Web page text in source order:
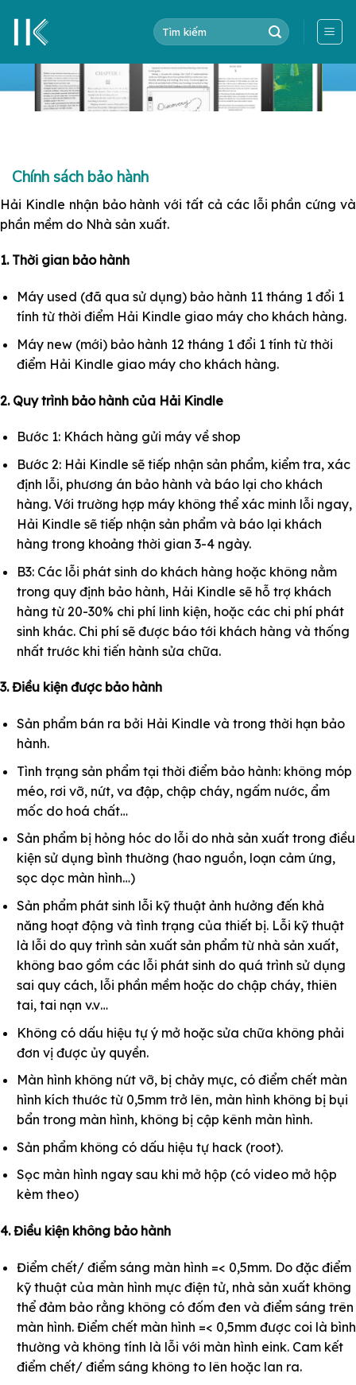
content
Tìm
kiếm:
Chính sách bảo hành
Hải Kindle nhận bảo hành với tất cả các lỗi phần cứng và
phần mềm do Nhà sản xuất.
1. Thời gian bảo hành
Máy used (đã qua sử dụng) bảo hành 11 tháng 1 đổi 1
tính từ thời điểm Hải Kindle giao máy cho khách hàng.
Máy new (mới) bảo hành 12 tháng 1 đổi 1 tính từ thời
điểm Hải Kindle giao máy cho khách hàng.
2. Quy trình bảo hành của Hải Kindle
Bước 1: Khách hàng gửi máy về shop
Bước 2: Hải Kindle sẽ tiếp nhận sản phẩm, kiểm tra, xác
định lỗi, phương án bảo hành và báo lại cho khách
hàng. Với trường hợp máy không thể xác minh lỗi ngay,
Hải Kindle sẽ tiếp nhận sản phẩm và báo lại khách
hàng trong khoảng thời gian 3-4 ngày.
B3: Các lỗi phát sinh do khách hàng hoặc không nằm
trong quy định bảo hành, Hải Kindle sẽ hỗ trợ khách
hàng từ 20-30% chi phí linh kiện, hoặc các chi phí phát
sinh khác. Chi phí sẽ được báo tới khách hàng và thống
nhất trước khi tiến hành sửa chữa.
3. Điều kiện được bảo hành
Sản phẩm bán ra bởi Hải Kindle và trong thời hạn bảo
hành.
Tình trạng sản phẩm tại thời điểm bảo hành: không móp
méo, rơi vỡ, nứt, va đập, chập cháy, ngấm nước, ẩm
mốc do hoá chất…
Sản phẩm bị hỏng hóc do lỗi do nhà sản xuất trong điều
kiện sử dụng bình thường (hao nguồn, loạn cảm ứng,
sọc dọc màn hình…)
Sản phẩm phát sinh lỗi kỹ thuật ảnh hưởng đến khả
năng hoạt động và tình trạng của thiết bị. Lỗi kỹ thuật
là lỗi do quy trình sản xuất sản phẩm từ nhà sản xuất,
không bao gồm các lỗi phát sinh do quá trình sử dụng
sai quy cách, lỗi phần mềm hoặc do chập cháy, thiên
tai, tai nạn v.v…
Không có dấu hiệu tự ý mở hoặc sửa chữa không phải
đơn vị được ủy quyền.
Màn hình không nứt vỡ, bị chảy mực, có điểm chết màn
hình kích thước từ 0,5mm trở lên, màn hình không bị bụi
bẩn trong màn hình, không bị cập kênh màn hình.
Sản phẩm không có dấu hiệu tự hack (root).
Sọc màn hình ngay sau khi mở hộp (có video mở hộp
kèm theo)
4. Điều kiện không bảo hành
Điểm chết/ điểm sáng màn hình =< 0,5mm. Do đặc điểm
kỹ thuật của màn hình mực điện tử, nhà sản xuất không
thể đảm bảo rằng không có đốm đen và điểm sáng trên
màn hình. Điểm chết màn hình =< 0,5mm được coi là bình
thường và không tính là lỗi với màn hình eink. Cam kết
điểm chết/ điểm sáng không to lên hoặc lan ra.